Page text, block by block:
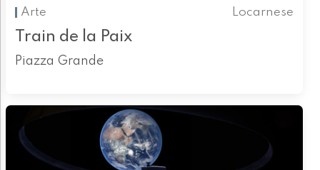
Arte
Locarnese
Train de la Paix
Piazza Grande